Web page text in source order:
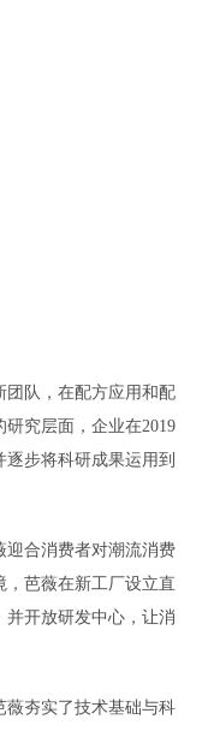
团队，在配方应用和配
究层面，企业在2019
步将科研成果运用到
迎合消费者对潮流消费
，芭薇在新工厂设立直
开放研发中心，让消
薇夯实了技术基础与科